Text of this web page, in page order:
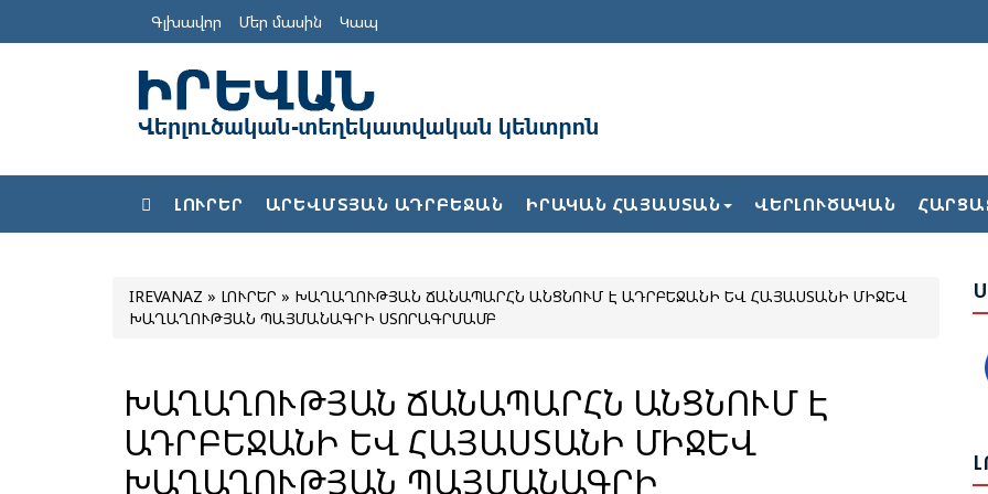
Գլխավոր Մեր մասին Կապ
ԼՈՒՐԵՐ ԱՐԵՎՄՏՅԱՆ ԱԴՐԲԵՋԱՆ ԻՐԱԿԱՆ ՀԱՅԱՍՏԱՆ ՎԵՐԼՈՒԾԱԿԱՆ
IREVANAZ » ԼՈՒՐԵՐ » ԽԱՂԱՂՈՒԹՅԱՆ ՃԱՆԱՊԱՐՀՆ ԱՆՑՆՈՒՄ Է ԱԴՐԲԵՋԱՆԻ ԵՎ ՀԱՅԱՍՏԱՆԻ ՄԻՋԵՎ
ԽԱՂԱՂՈՒԹՅԱՆ ՊԱՅՄԱՆԱԳՐԻ ՍՏՈՐԱԳՐՄԱՄԲ
ԽԱՂԱՂՈՒԹՅԱՆ ՃԱՆԱՊԱՐՀՆ ԱՆՑՆՈՒՄ Է
ԱԴՐԲԵՋԱՆԻ ԵՎ ՀԱՅԱՍՏԱՆԻ ՄԻՋԵՎ
ԽԱՂԱՂՈՒԹՅԱՆ ՊԱՅՄԱՆԱԳՐԻ